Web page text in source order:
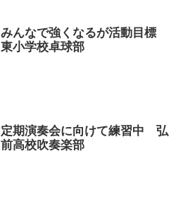
みんなで強くなるが活動目標
東小学校卓球部
定期演奏会に向けて練習中 弘
前高校吹奏楽部